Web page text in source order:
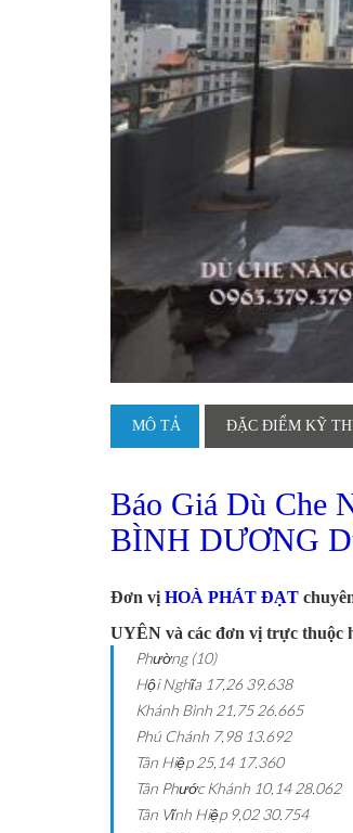
MÔ TẢ ĐẶC ĐIỂM KỸ
Báo Giá Dù Che
BÌNH DƯƠNG
Đơn vị HOÀ PHÁT ĐẠT
UYÊN và các đơn vị trực thuộc
Phường (10)
Hội Nghĩa 17,26 39.638
Khánh Bình 21,75 26.665
Phú Chánh 7,98 13.692
Tân Hiệp 25,14 17.360
Tân Phước Khánh 10,14 28.062
Tân Vĩnh Hiệp 9,02 30.754